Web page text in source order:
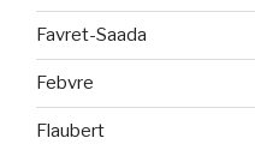
Favret-Saada
Febvre
Flaubert